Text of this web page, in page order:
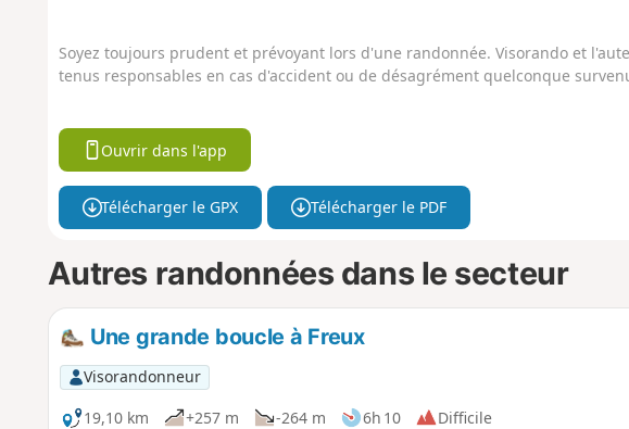
Soyez toujours prudent et prévoyant lors d'une randonnée. Visorando et
tenus responsables en cas d'accident ou de désagrément quelconque
Ouvrir dans l'app
Télécharger le GPX Télécharger le PDF
Autres randonnées dans le secteur
Une grande boucle à Freux
Visorandonneur
19,10 km
+257 m -264 m 6h 10
Difficile